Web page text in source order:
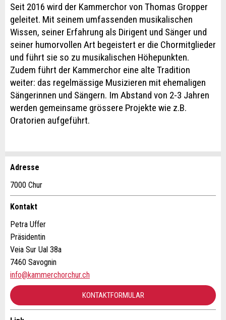
Seit 2016 wird der Kammerchor von Thomas Gropper
geleitet. Mit seinem umfassenden musikalischen
Wissen, seiner Erfahrung als Dirigent und Sänger und
seiner humorvollen Art begeistert er die Chormitglieder
und führt sie so zu musikalischen Höhepunkten.
Zudem führt der Kammerchor eine alte Tradition
weiter: das regelmässige Musizieren mit ehemaligen
Sängerinnen und Sängern. Im Abstand von 2-3 Jahren
werden gemeinsame grössere Projekte wie z.B.
Oratorien aufgeführt.
Anzeige beanstanden
Ihr Feedback wird sehr geschätzt!
Allgemeines Feedback
Anzeige nicht mehr gültig
Anzeige unvollständig
Anzeige weiterempfehlen
Empfehlen Sie diese Anzeige an Freunde weiter.
Adresse
7000 Chur
Kontakt
Petra Uffer
Präsidentin
Veia Sur Ual 38a
7460 Savognin
info@kammerchorchur.ch
KONTAKTFORMULAR